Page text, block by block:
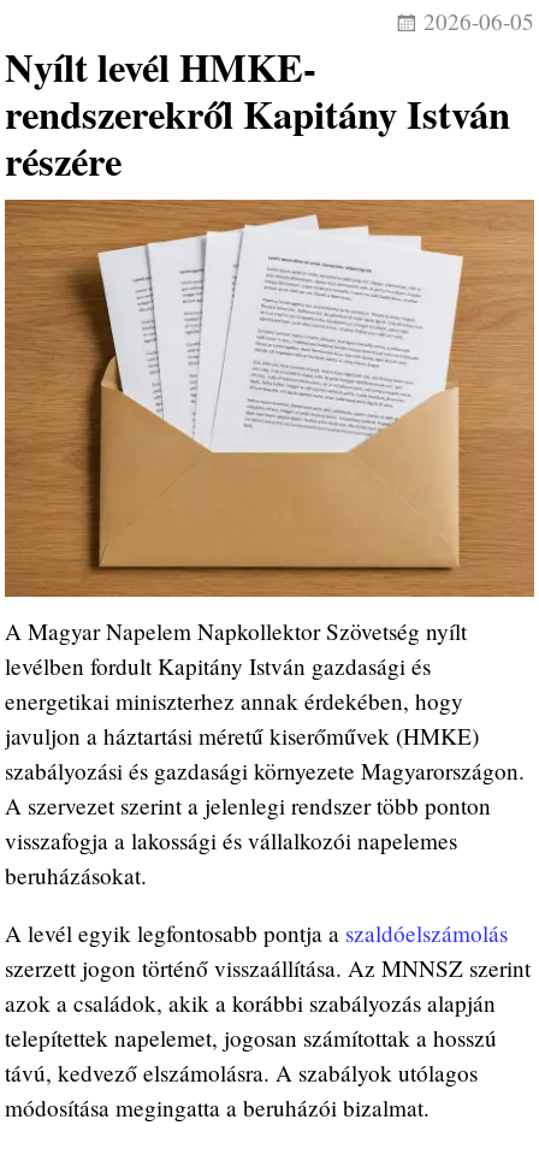
2026-06-05
Nyílt levél HMKE-
rendszerekről Kapitány István
részére
A Magyar Napelem Napkollektor Szövetség nyílt
levélben fordult Kapitány István gazdasági és
energetikai miniszterhez annak érdekében, hogy
javuljon a háztartási méretű kiserőművek (HMKE)
szabályozási és gazdasági környezete Magyarországon.
A szervezet szerint a jelenlegi rendszer több ponton
visszafogja a lakossági és vállalkozói napelemes
beruházásokat.
A levél egyik legfontosabb pontja a szaldóelszámolás
szerzett jogon történő visszaállítása. Az MNNSZ szerint
azok a családok, akik a korábbi szabályozás alapján
telepítettek napelemet, jogosan számítottak a hosszú
távú, kedvező elszámolásra. A szabályok utólagos
módosítása megingatta a beruházói bizalmat.